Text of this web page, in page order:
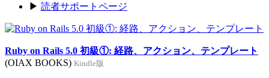
▶ 読者サポートページ
Ruby on Rails 5.0 初級①: 経路、アクション、テンプレート
(OIAX BOOKS) Kindle版